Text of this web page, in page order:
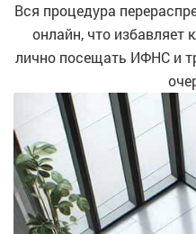
Вся процедура
онлайн, что избавляет
лично посещать ИФНС и